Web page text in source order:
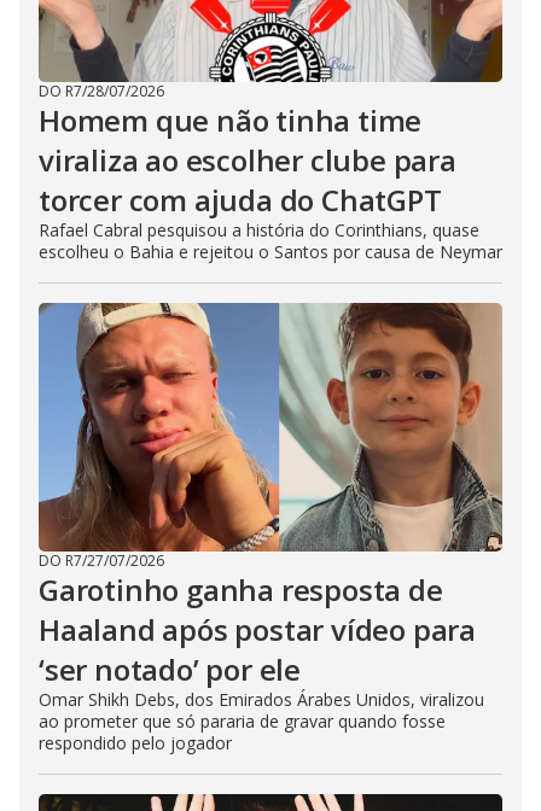
DO R7/28/07/2026
Homem que não tinha time
viraliza ao escolher clube para
torcer com ajuda do ChatGPT
Rafael Cabral pesquisou a história do Corinthians, quase
escolheu o Bahia e rejeitou o Santos por causa de Neymar
DO R7/27/07/2026
Garotinho ganha resposta de
Haaland após postar vídeo para
‘ser notado’ por ele
Omar Shikh Debs, dos Emirados Árabes Unidos, viralizou
ao prometer que só pararia de gravar quando fosse
respondido pelo jogador